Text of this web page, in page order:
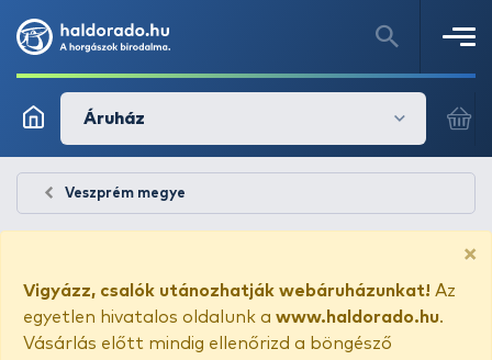
Áruház
Veszprém megye
×
Vigyázz, csalók utánozhatják webáruházunkat! Az
egyetlen hivatalos oldalunk a www.haldorado.hu.
Vásárlás előtt mindig ellenőrizd a böngésző